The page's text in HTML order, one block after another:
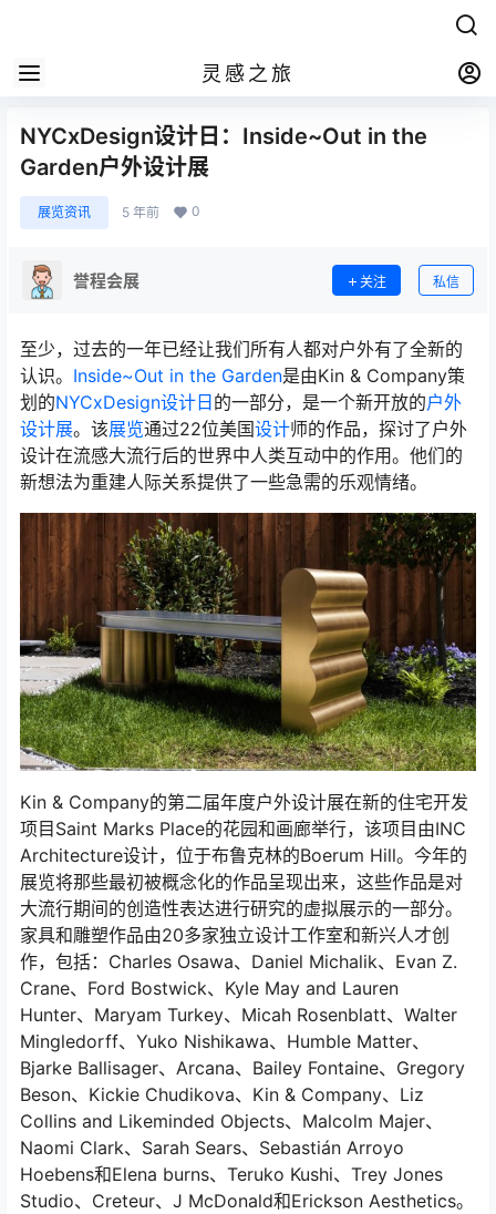
灵感之旅
NYCxDesign设计日：Inside~Out in the
Garden户外设计展
展览资讯 5 年前 0
誉程会展 关注 私信
至少，过去的一年已经让我们所有人都对户外有了全新的
认识。 Inside~Out in the Garden是由Kin & Company策
划的NYCxDesign设计日 的一部分，是一个新开放的户外
设计展。该展览通过22位美国设计师的作品，探讨了户外
设计在流感大流行后的世界中人类互动中的作用。他们的
新想法为重建人际关系提供了一些急需的乐观情绪。
Kin & Company的第二届年度户外设计展在新的住宅开发
项目Saint Marks Place的花园和画廊举行，该项目由INC
Architecture设计，位于布鲁克林的Boerum Hill。今年的
展览将那些最初被概念化的作品呈现出来，这些作品是对
大流行期间的创造性表达进行研究的虚拟展示的一部分。
家具和雕塑作品由20多家独立设计工作室和新兴人才创
作，包括：Charles Osawa、Daniel Michalik、Evan Z.
Crane、Ford Bostwick、Kyle May and Lauren
Hunter、Maryam Turkey、Micah Rosenblatt、Walter
Mingledorff、Yuko Nishikawa、Humble Matter、
Bjarke Ballisager、Arcana、Bailey Fontaine、Gregory
Beson、Kickie Chudikova、Kin & Company、Liz
Collins and Likeminded Objects、Malcolm Majer、
Naomi Clark、Sarah Sears、Sebastián Arroyo
Hoebens和Elena burns、Teruko Kushi、Trey Jones
Studio、Creteur、J McDonald和Erickson Aesthetics。